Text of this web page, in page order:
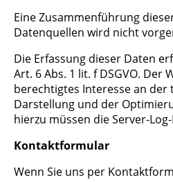
Eine Zusammenführung
Datenquellen wird nicht
Die Erfassung dieser Daten
Art. 6 Abs. 1 lit. f DSGVO. Der
berechtigtes Interesse an
Darstellung und der
hierzu müssen die Server-
Kontaktformular
Wenn Sie uns per